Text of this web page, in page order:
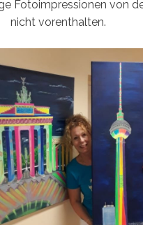
Fotoimpressionen von
nicht vorenthalten.